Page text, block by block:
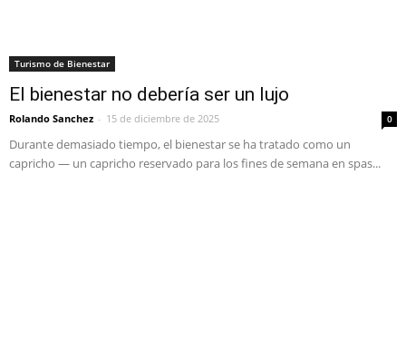
Turismo de Bienestar
El bienestar no debería ser un lujo
Rolando Sanchez - 15 de diciembre de 2025 0
Durante demasiado tiempo, el bienestar se ha tratado como un
capricho — un capricho reservado para los fines de semana en spas...